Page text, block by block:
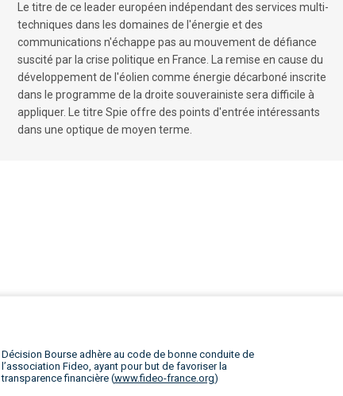
Le titre de ce leader européen indépendant des services multi-
techniques dans les domaines de l'énergie et des
communications n'échappe pas au mouvement de défiance
suscité par la crise politique en France. La remise en cause du
développement de l'éolien comme énergie décarboné inscrite
dans le programme de la droite souverainiste sera difficile à
appliquer. Le titre Spie offre des points d'entrée intéressants
dans une optique de moyen terme.
Décision Bourse adhère au code de bonne conduite de
l’association Fideo, ayant pour but de favoriser la
transparence financière (www.fideo-france.org)